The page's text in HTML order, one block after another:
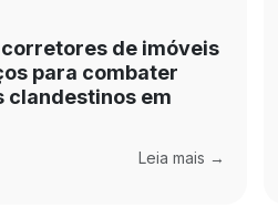
de imóveis
para combater
clandestinos em
Leia mais →